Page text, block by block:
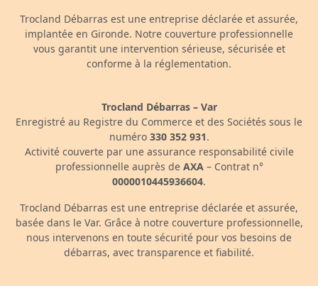
Trocland Débarras est une entreprise déclarée et assurée,
implantée en Gironde. Notre couverture professionnelle
vous garantit une intervention sérieuse, sécurisée et
conforme à la réglementation.
Trocland Débarras – Var
Enregistré au Registre du Commerce et des Sociétés sous le
numéro 330 352 931.
Activité couverte par une assurance responsabilité civile
professionnelle auprès de AXA– Contrat n°
0000010445936604.
Trocland Débarras est une entreprise déclarée et assurée,
basée dans le Var. Grâce à notre couverture professionnelle,
nous intervenons en toute sécurité pour vos besoins de
débarras, avec transparence et fiabilité.